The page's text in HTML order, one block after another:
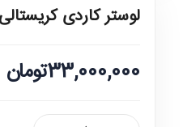
لوستر کاردی
33,000,000تومان